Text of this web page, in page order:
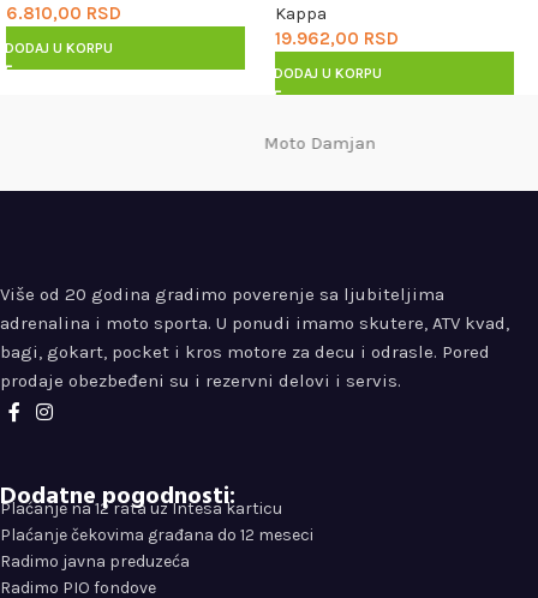
6.810,00 RSD
DODAJ U KORPU
Kappa
19.962,00 RSD
DODAJ U KORPU
Moto Damjan
Više od 20 godina gradimo poverenje sa ljubiteljima
adrenalina i moto sporta. U ponudi imamo skutere, ATV kvad,
bagi, gokart, pocket i kros motore za decu i odrasle. Pored
prodaje obezbeđeni su i rezervni delovi i servis.
Dodatne pogodnosti:
Plaćanje na 12 rata uz Intesa karticu
Plaćanje čekovima građana do 12 meseci
Radimo javna preduzeća
Radimo PIO fondove